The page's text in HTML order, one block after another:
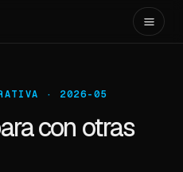
· 2026-05
con otras